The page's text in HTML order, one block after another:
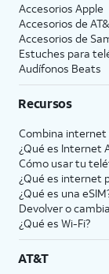
Accesorios Apple
Accesorios de
Accesorios de
Estuches para
Audífonos Beats
Recursos
Combina internet
¿Qué es Internet
Cómo usar tu
¿Qué es internet
¿Qué es una
Devolver o
¿Qué es Wi-Fi?
AT&T